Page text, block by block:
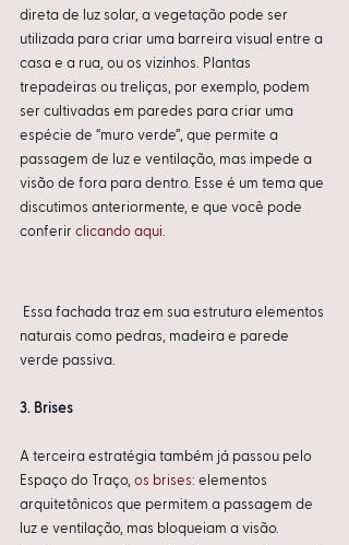
direta de luz solar, a vegetação pode ser
utilizada para criar uma barreira visual entre a
casa e a rua, ou os vizinhos. Plantas
trepadeiras ou treliças, por exemplo, podem
ser cultivadas em paredes para criar uma
espécie de “muro verde”, que permite a
passagem de luz e ventilação, mas impede a
visão de fora para dentro. Esse é um tema que
discutimos anteriormente, e que você pode
conferir clicando aqui.
naturais como pedras, madeira e parede
verde passiva.
3. Brises
A terceira estratégia também já passou pelo
Espaço do Traço, os brises: elementos
arquitetônicos que permitem a passagem de
luz e ventilação, mas bloqueiam a visão.